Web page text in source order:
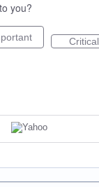
you?
Critical